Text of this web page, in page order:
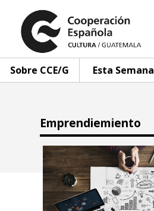
Sobre CCE/G Esta Semana
Emprendiemiento